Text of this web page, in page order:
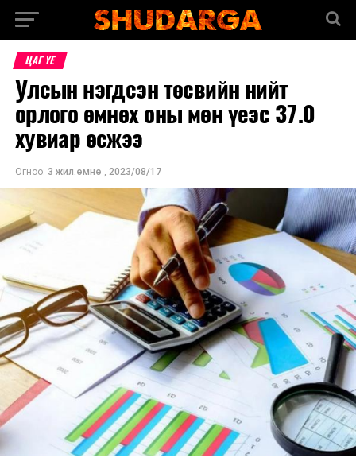
ЦАГ ҮЕ
Улсын нэгдсэн төсвийн нийт
орлого өмнөх оны мөн үеэс 37.0
хувиар өсжээ
Огноо: 3 жил.өмнө , 2023/08/17